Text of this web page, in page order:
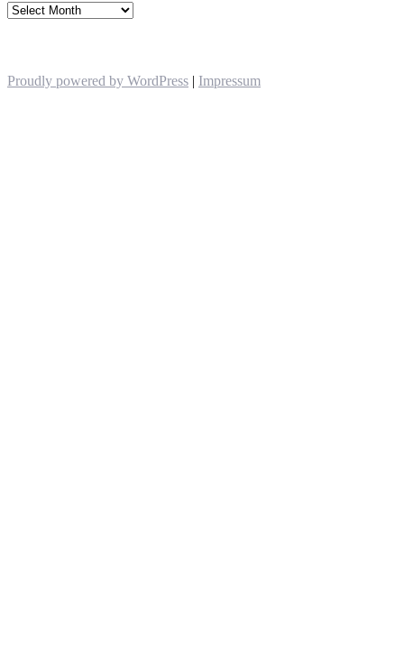
Archives
Proudly powered by WordPress | Impressum